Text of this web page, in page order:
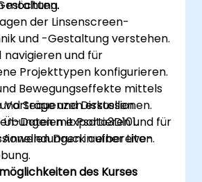
möchten.
der Linsenscreen-
und -Gestaltung verstehen.
navigieren und für
Projekttypen konfigurieren.
Bewegungseffekte mittels
Sequenzen erstellen.
Dateien exportieren und für
Druck aufbereiten.
und Diskussionen.
mit Psdto3D101.
in einer Live-
des Kurses